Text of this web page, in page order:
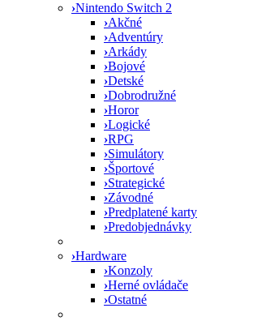
›Nintendo Switch 2
›Akčné
›Adventúry
›Arkády
›Bojové
›Detské
›Dobrodružné
›Horor
›Logické
›RPG
›Simulátory
›Športové
›Strategické
›Závodné
›Predplatené karty
›Predobjednávky
›Hardware
›Konzoly
›Herné ovládače
›Ostatné